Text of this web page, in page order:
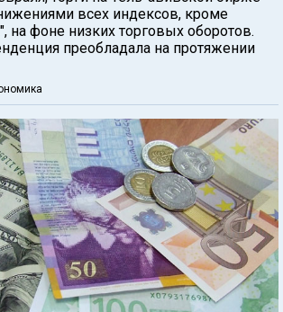
всех индексов, кроме
на фоне низких торговых оборотов.
преобладала на протяжении